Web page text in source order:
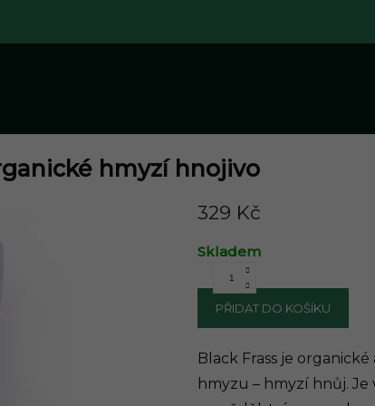
hmyzí hnojivo
5 hvězdiček. 329 Kč
Skladem
PŘIDAT DO KOŠÍKU
Black Frass je
hmyzu – hmyzí hnůj.